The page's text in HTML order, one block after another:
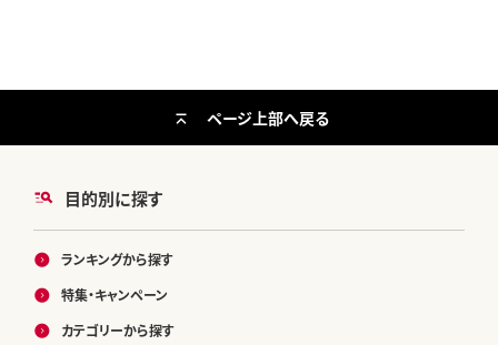
目的別に探す
ランキングから探す
特集・キャンペーン
カテゴリーから探す
ページ上部へ戻る